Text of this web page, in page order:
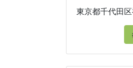
東京都千代田